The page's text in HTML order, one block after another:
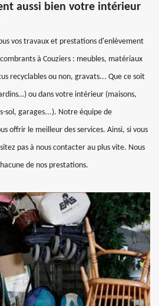
aussi bien votre intérieur
vos travaux et prestations d'enlèvement
à Couziers : meubles, matériaux
recyclables ou non, gravats... Que ce soit
ou dans votre intérieur (maisons,
sol, garages...). Notre équipe de
offrir le meilleur des services. Ainsi, si vous
pas à nous contacter au plus vite. Nous
de nos prestations.